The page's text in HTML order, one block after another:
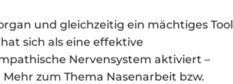
und gleichzeitig ein mächtiges Tool
sich als eine effektive
Nervensystem aktiviert –
zum Thema Nasenarbeit bzw.